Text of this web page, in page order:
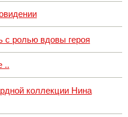
с ролью вдовы героя
..
коллекции Нина